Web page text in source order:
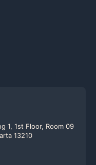
1, 1st Floor, Room 09
13210